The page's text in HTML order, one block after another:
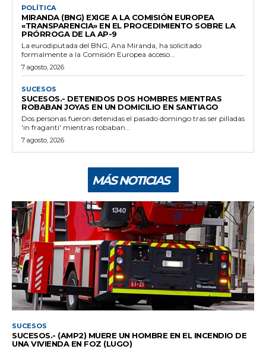
POLÍTICA
MIRANDA (BNG) EXIGE A LA COMISIÓN EUROPEA
«TRANSPARENCIA» EN EL PROCEDIMIENTO SOBRE LA
PRÓRROGA DE LA AP-9
La eurodiputada del BNG, Ana Miranda, ha solicitado
formalmente a la Comisión Europea acceso...
7 agosto, 2026
SUCESOS
SUCESOS.- DETENIDOS DOS HOMBRES MIENTRAS
ROBABAN JOYAS EN UN DOMICILIO EN SANTIAGO
Dos personas fueron detenidas el pasado domingo tras ser pilladas
'in fraganti' mientras robaban...
7 agosto, 2026
MÁS NOTICIAS
SUCESOS
SUCESOS.- (AMP2) MUERE UN HOMBRE EN EL INCENDIO DE
UNA VIVIENDA EN FOZ (LUGO)